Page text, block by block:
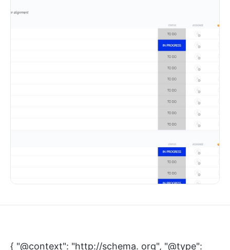
{ "@context": "http://schema. org", "@type":